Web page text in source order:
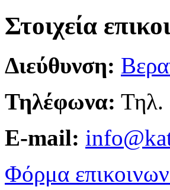
Στοιχεία
Διεύθυνση:
Τηλέφωνα: Τηλ.
E-mail:
Φόρμα